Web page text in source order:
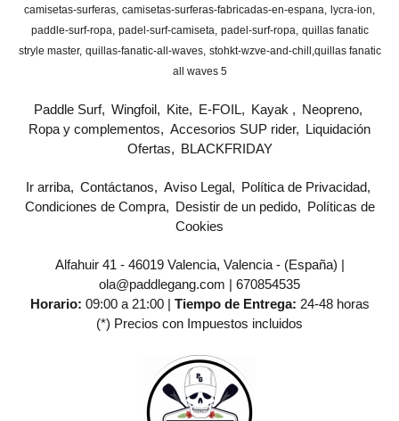
camisetas-surferas camisetas-surferas-fabricadas-en-espana lycra-ion
paddle-surf-ropa padel-surf-camiseta padel-surf-ropa quillas fanatic
stryle master quillas-fanatic-all-waves stohkt-wzve-and-chill ​quillas fanatic
all waves 5
Paddle Surf Wingfoil Kite E-FOIL Kayak
Neopreno
Ropa y complementos
Accesorios SUP rider
Liquidación
Ofertas
BLACKFRIDAY
Ir arriba Contáctanos Aviso Legal
Política de Privacidad
Condiciones de Compra
Desistir de un pedido
Políticas de
Cookies
Alfahuir 41 - 46019 Valencia, Valencia - (España) |
ola@paddlegang.com | 670854535
Horario: 09:00 a 21:00 | Tiempo de Entrega: 24-48 horas
(*) Precios con Impuestos incluidos